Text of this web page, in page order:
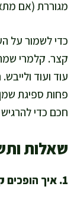
מגוררת (אם
כדי לשמור על
קצר. קלמרי
עוד ועוד
פחות ספיגת
חכם כדי
שאלות
1. איך הופכים קלמרי מטוגן למזין יותר ועדיין פריך?